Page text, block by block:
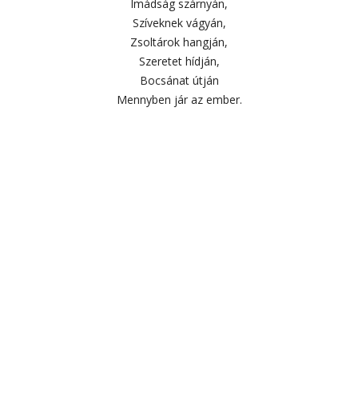
Imádság szárnyán,
Szíveknek vágyán,
Zsoltárok hangján,
Szeretet hídján,
Bocsánat útján
Mennyben jár az ember.